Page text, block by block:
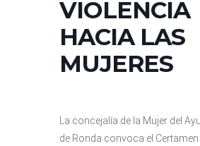
VIOLENCIA
HACIA LAS
MUJERES
La concejalía de la Mujer del
de Ronda convoca el